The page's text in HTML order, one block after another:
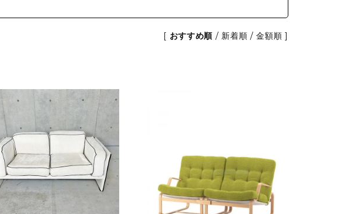
注品
etc.
GARDEN&OUTDOOR
[ おすすめ順 / 新着順 /金額順 ]